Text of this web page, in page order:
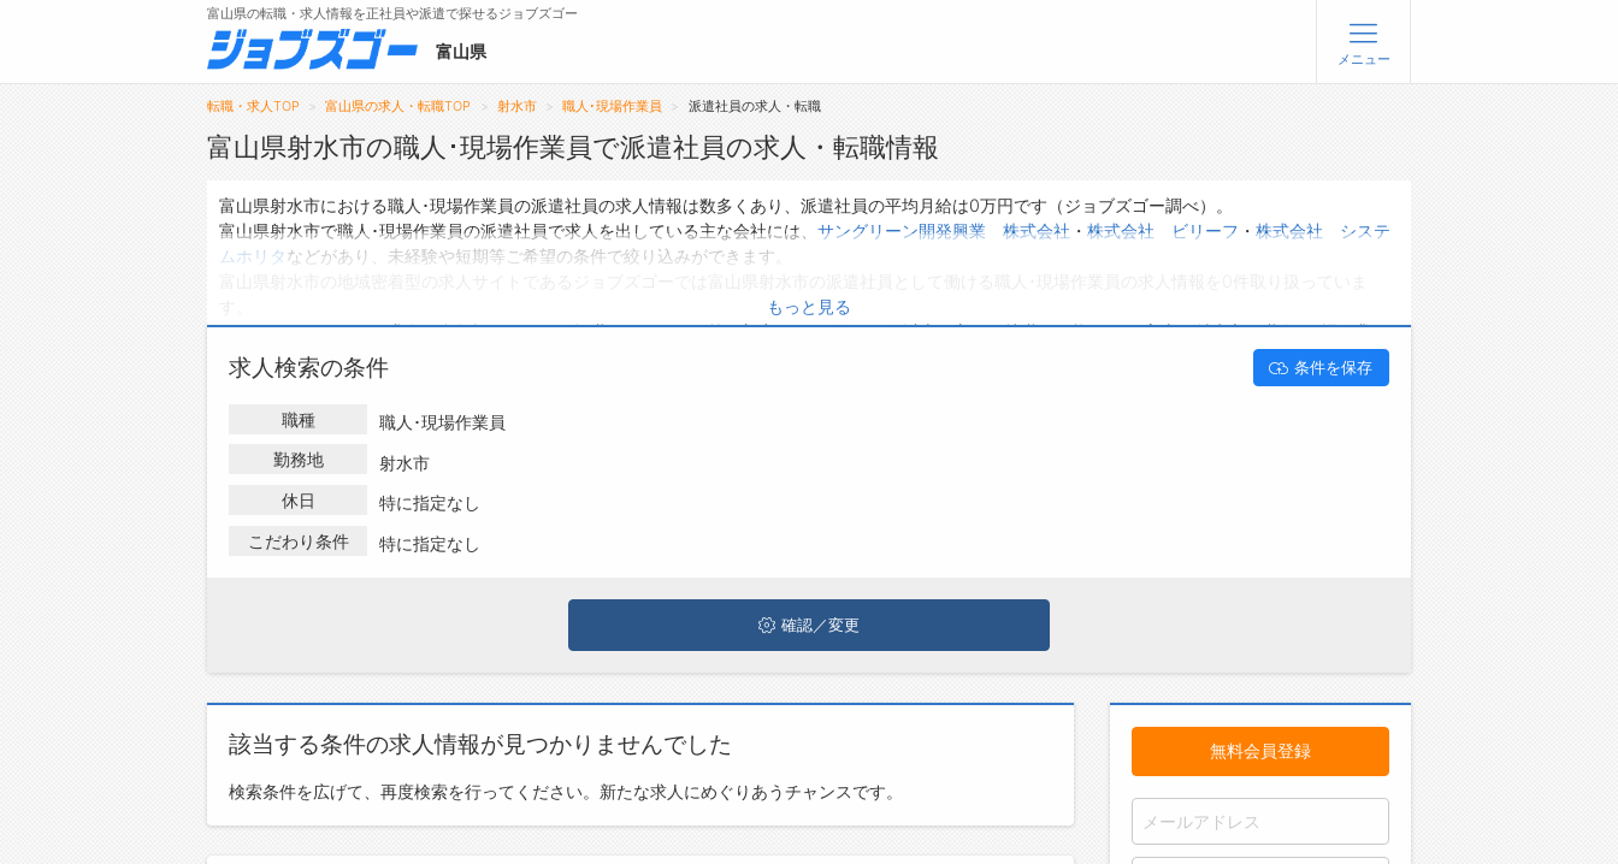
メニュー
トップ
転職支援サービスについて
転職ノウハウ(応募書類の書き方・面接対策な
転職・採用コラム
ジョブズゴーについて
富山県の転職・求人情報を正社員や派遣で探せるジョブズゴー
富山県 メニュー
転職・求人TOP 富山県の求人・転職TOP 射水市 職人･現場作業員 派遣社員の求人・転職
富山県射水市の職人･現場作業員で派遣社員の求人・転職情報
富山県射水市における職人･現場作業員の派遣社員の求人情報は数多くあり、派遣社員の平均月給は0万円です（ジョブズゴー調べ）。
富山県射水市で職人･現場作業員の派遣社員で求人を出している主な会社には、 サングリーン開発興業 株式会社 ・ 株式会社 ビリーフ ・ 株式会社 システ
ムホリタなどがあり、未経験や短期等ご希望の条件で絞り込みができます。
ハローワークにはない求人も多数扱っており、転職だけでなく、第二新卒から50代・60代以上の方の再就職も可能です。 富山県射水市で職人･現場作業員
の派遣社員の求人・転職情報を探している方は、ぜひ興味のある職種に応募してみてくださいね。
もっと見る
求人検索の条件 条件を保存
職種
職人･現場作業員
勤務地
射水市
休日
特に指定なし
こだわり条件
特に指定なし
確認／変更
該当する条件の求人情報が見つかりませんでした
検索条件を広げて、再度検索を行ってください。新たな求人にめぐりあうチャンスです。
無料会員登録